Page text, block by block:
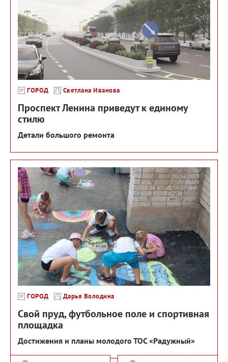
ГОРОД Светлана Иванова
Проспект Ленина приведут к единому
стилю
Детали большого ремонта
ГОРОД Дарья Володина
Свой пруд, футбольное поле и спортивная
площадка
Достижения и планы молодого ТОС «Радужный»